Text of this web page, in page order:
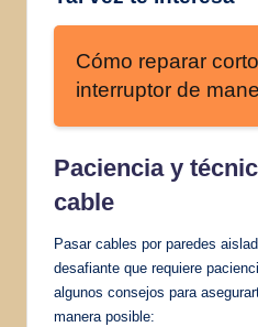
Cómo reparar
interruptor de
Paciencia y
cable
Pasar cables por paredes
desafiante que requiere
algunos consejos para
manera posible: